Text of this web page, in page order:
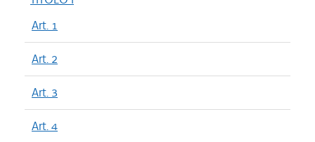
Art. 1
Art. 2
Art. 3
Art. 4